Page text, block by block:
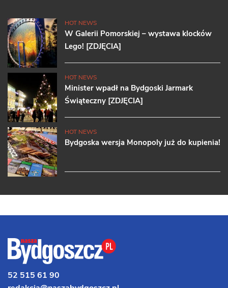
HOT NEWS
W Galerii Pomorskiej – wystawa klocków
Lego! [ZDJĘCIA]
HOT NEWS
Minister wpadł na Bydgoski Jarmark
Świąteczny [ZDJĘCIA]
HOT NEWS
Bydgoska wersja Monopoly już do kupienia!
52 515 61 90